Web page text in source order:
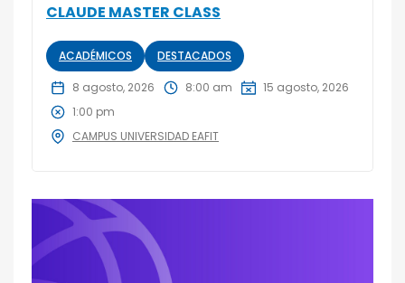
CLAUDE MASTER CLASS
ACADÉMICOS DESTACADOS
8 agosto, 2026 8:00 am
15 agosto, 2026
1:00 pm
CAMPUS UNIVERSIDAD EAFIT